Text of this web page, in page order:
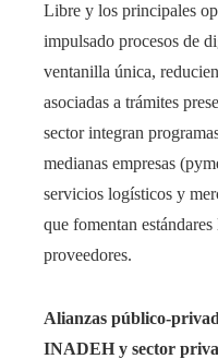
Libre y los principales
impulsado procesos de
ventanilla única,
asociadas a trámites
sector integran
medianas empresas
servicios logísticos y
que fomentan
proveedores.
Alianzas público-
INADEH y sector